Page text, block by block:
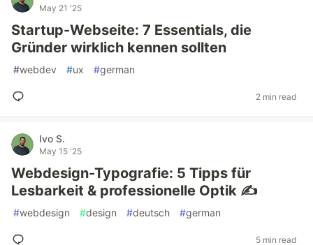
May 21 '25
Startup-Webseite: 7 Essentials, die
Gründer wirklich kennen sollten
#webdev #ux #german
2 min read
Ivo S.
May 15 '25
Webdesign-Typografie: 5 Tipps für
Lesbarkeit & professionelle Optik ✍️
#webdesign #design #deutsch #german
5 min read